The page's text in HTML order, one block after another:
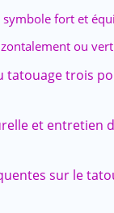
symbole fort et
ou
tatouage trois
et entretien
sur le